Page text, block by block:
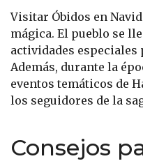
Visitar Óbidos en
mágica. El pueblo se
actividades especiales
Además, durante la
eventos temáticos de
los seguidores de la
Consejos